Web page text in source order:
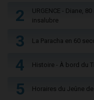
2
URGENCE - Diane,
insalubre
3 La Paracha en 60
4 Histoire - À bord du
5 Horaires du Jeûne